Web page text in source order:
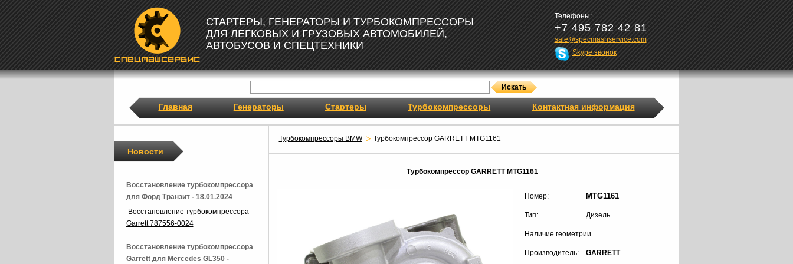
СТАРТЕРЫ, ГЕНЕРАТОРЫ И ТУРБОКОМПРЕССОРЫ
ДЛЯ ЛЕГКОВЫХ И ГРУЗОВЫХ АВТОМОБИЛЕЙ,
АВТОБУСОВ И СПЕЦТЕХНИКИ
Телефоны:
+7 495 782 42 81
sale@specmashservice.com
Skype звонок
Главная Генераторы Стартеры Турбокомпрессоры Контактная информация
Турбокомпрессоры BMW Турбокомпрессор GARRETT MTG1161
Турбокомпрессор GARRETT MTG1161
Номер: MTG1161
Тип: Дизель
Наличие геометрии
Производитель: GARRETT
Новости
Восстановление турбокомпрессора
для Форд Транзит - 18.01.2024
Восстановление турбокомпрессора
Garrett 787556-0024
Восстановление турбокомпрессора
Garrett для Mercedes GL350 -